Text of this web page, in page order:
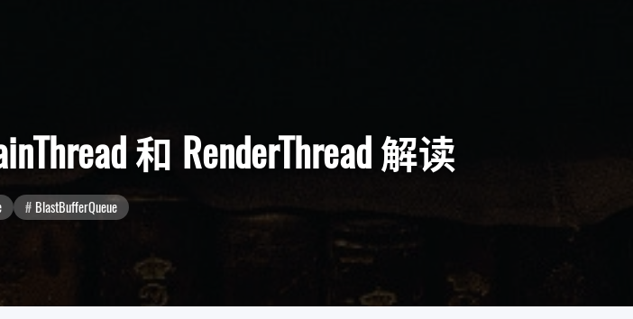
和 RenderThread 解读
BlastBufferQueue